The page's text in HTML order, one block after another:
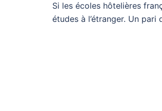
Si les écoles hôtelières
études à l’étranger. Un